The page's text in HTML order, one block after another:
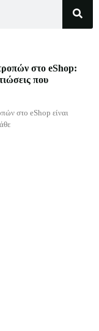
στο eShop:
που
στο eShop είναι